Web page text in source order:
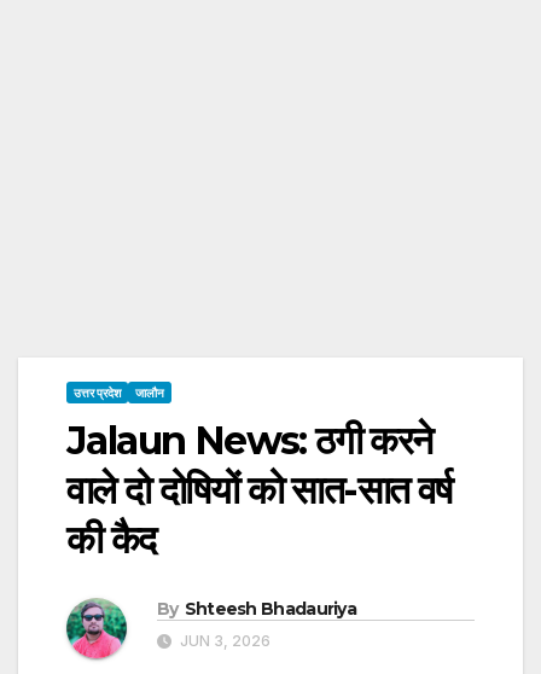
उत्तर प्रदेश जालौन
Jalaun News: ठगी करने
वाले दो दोषियों को सात-सात वर्ष
की कैद
By Shteesh Bhadauriya
JUN 3, 2026